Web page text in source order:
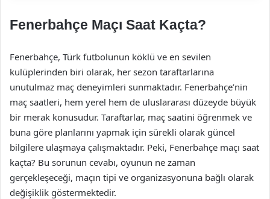
Fenerbahçe Maçı Saat Kaçta?
Fenerbahçe, Türk futbolunun köklü ve en sevilen
kulüplerinden biri olarak, her sezon taraftarlarına
unutulmaz maç deneyimleri sunmaktadır. Fenerbahçe’nin
maç saatleri, hem yerel hem de uluslararası düzeyde büyük
bir merak konusudur. Taraftarlar, maç saatini öğrenmek ve
buna göre planlarını yapmak için sürekli olarak güncel
bilgilere ulaşmaya çalışmaktadır. Peki, Fenerbahçe maçı saat
kaçta? Bu sorunun cevabı, oyunun ne zaman
gerçekleşeceği, maçın tipi ve organizasyonuna bağlı olarak
değişiklik göstermektedir.